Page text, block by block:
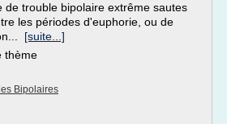
de trouble bipolaire extrême sautes
les périodes d'euphorie, ou de
[suite...]
thème
Bipolaires